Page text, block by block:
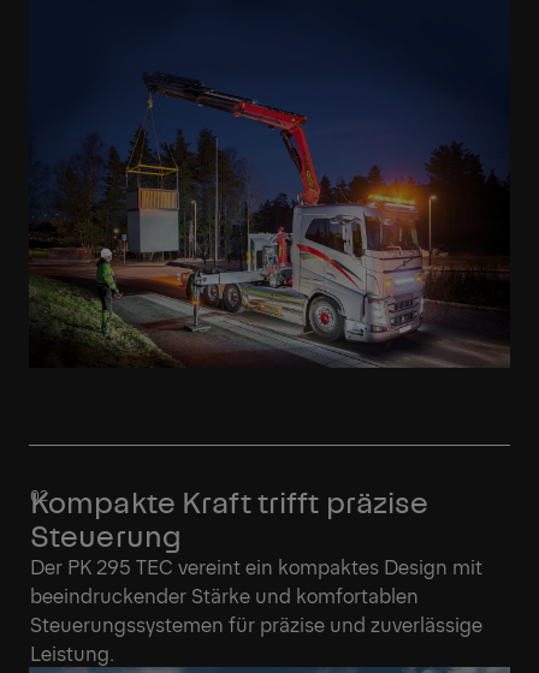
Kompakte Kraft trifft präzise
Steuerung
Der PK 295 TEC vereint ein kompaktes Design mit
beeindruckender Stärke und komfortablen
Steuerungssystemen für präzise und zuverlässige
Leistung.